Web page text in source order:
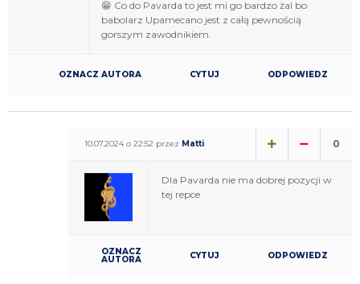
😁 Co do Pavarda to jest mi go bardzo żal bo
babolarz Upamecano jest z całą pewnością
gorszym zawodnikiem.
OZNACZ AUTORA CYTUJ ODPOWIEDZ
10.07.2024 o 22:52 przez Matti 0
Dla Pavarda nie ma dobrej pozycji w
tej repce
OZNACZ
AUTORA CYTUJ ODPOWIEDZ